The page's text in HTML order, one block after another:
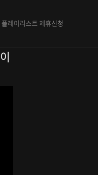
플레이리스트 제휴신청